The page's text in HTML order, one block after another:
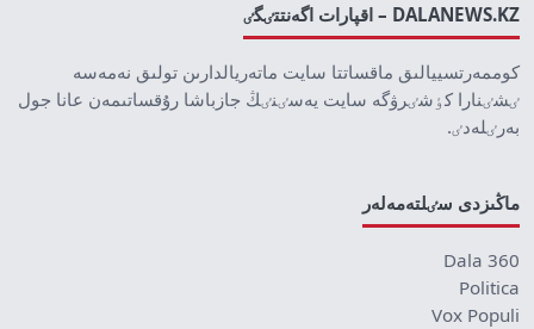
DALANEWS.KZ – اقپارات اگەنتتٸگٸ
كوممەرتسييالىق ماقساتتا سايت ماتەريالدارىن تولىق نەمەسە
ٸشٸنارا كٶشٸرۋگە سايت يەسٸنٸڭ جازباشا رۇقساتىمەن عانا جول
بەرٸلەدٸ.
ماڭىزدى سٸلتەمەلەر
Dala 360
Politica
Vox Populi